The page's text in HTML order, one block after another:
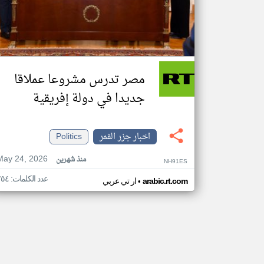
مصر تدرس مشروعا عملاقا
جديدا في دولة إفريقية
اخبار جزر القمر
Politics
24, 2026
منذ شهرين NH91ES
ار تي عربي• arabic.rt.com عدد الكلمات: ٢٥٤